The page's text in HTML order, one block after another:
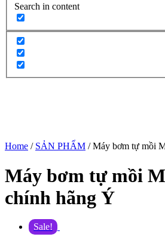
Search in content
Home / SẢN PHẨM / Máy bơm tự mồi
Máy bơm tự mồi
chính hãng Ý
Sale!